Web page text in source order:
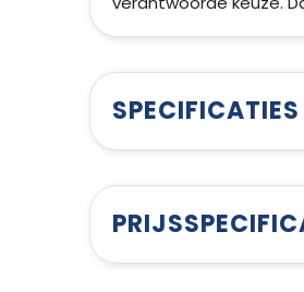
SPECIFICATIES